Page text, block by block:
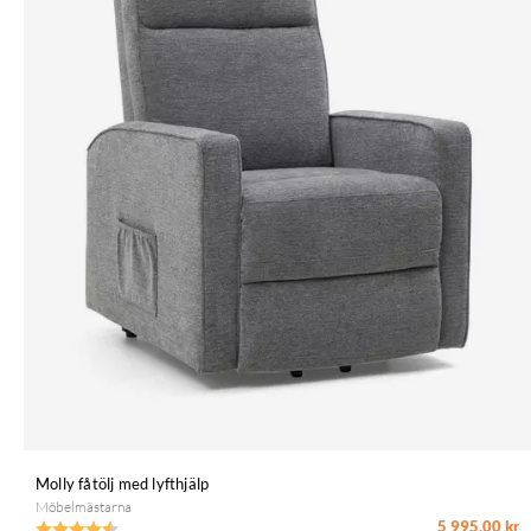
Molly fåtölj med lyfthjälp
Möbelmästarna
5 995,00 kr